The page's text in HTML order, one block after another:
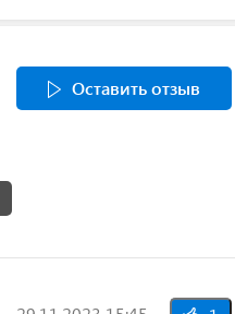
Оставить отзыв